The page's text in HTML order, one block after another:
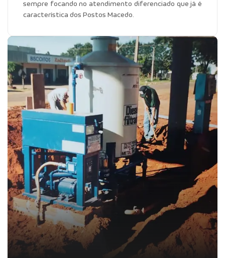
sempre focando no atendimento diferenciado que já é
característica dos Postos Macedo.